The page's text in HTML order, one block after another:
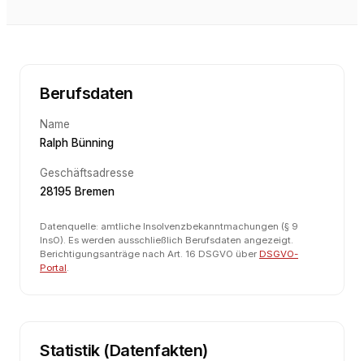
Berufsdaten
Name
Ralph Bünning
Geschäftsadresse
28195 Bremen
Datenquelle: amtliche Insolvenzbekanntmachungen (§ 9
InsO). Es werden ausschließlich Berufsdaten angezeigt.
Berichtigungsanträge nach Art. 16 DSGVO über DSGVO-
Portal.
Statistik (Datenfakten)